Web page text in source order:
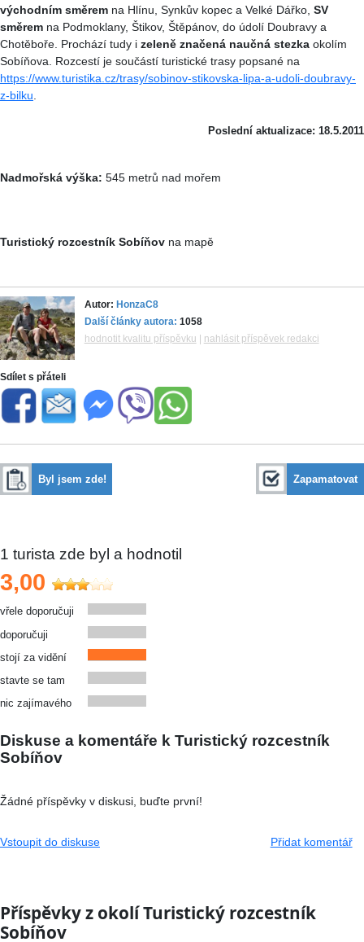
východním směrem na Hlínu, Synkův kopec a Velké Dářko, SV
směrem na Podmoklany, Štikov, Štěpánov, do údolí Doubravy a
Chotěboře. Prochází tudy i zeleně značená naučná stezka okolím
Sobíňova. Rozcestí je součástí turistické trasy popsané na
https://www.turistika.cz/trasy/sobinov-stikovska-lipa-a-udoli-doubravy-
z-bilku
Poslední aktualizace: 18.5.2011
Nadmořská výška: 545 metrů nad mořem
Turistický rozcestník Sobíňov na mapě
Autor: HonzaC8
Další články autora: 1058
hodnotit kvalitu příspěvku
nahlásit příspěvek redakci
Sdílet s přáteli
Byl jsem zde! Zapamatovat
1 turista zde byl a hodnotil
3,00
vřele doporučuji
doporučuji
stojí za vidění
stavte se tam
nic zajímavého
Diskuse a komentáře k Turistický rozcestník
Sobíňov
Žádné příspěvky v diskusi, buďte první!
Vstoupit do diskuse Přidat komentář
Příspěvky z okolí Turistický rozcestník
Sobíňov